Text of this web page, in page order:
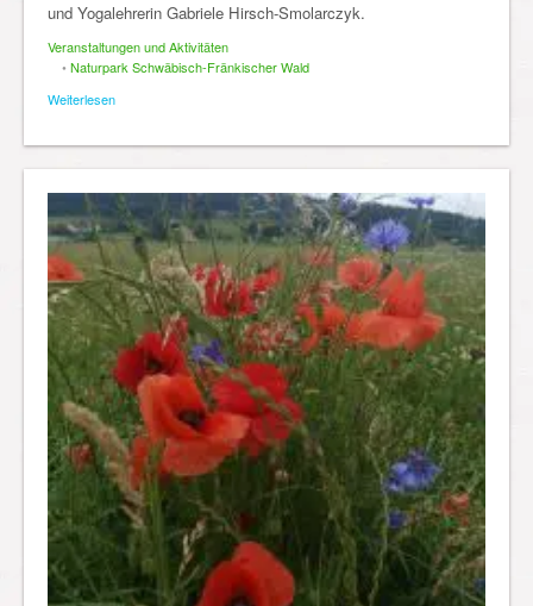
und Yogalehrerin Gabriele Hirsch-Smolarczyk.
Veranstaltungen und Aktivitäten
• Naturpark Schwäbisch-Fränkischer Wald
Weiterlesen